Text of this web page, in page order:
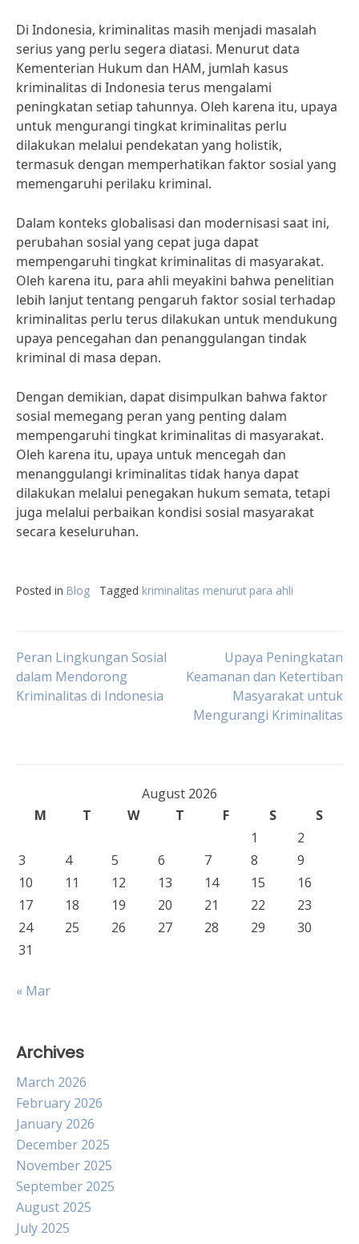
Di Indonesia, kriminalitas masih menjadi masalah
serius yang perlu segera diatasi. Menurut data
Kementerian Hukum dan HAM, jumlah kasus
kriminalitas di Indonesia terus mengalami
peningkatan setiap tahunnya. Oleh karena itu, upaya
untuk mengurangi tingkat kriminalitas perlu
dilakukan melalui pendekatan yang holistik,
termasuk dengan memperhatikan faktor sosial yang
memengaruhi perilaku kriminal.
Dalam konteks globalisasi dan modernisasi saat ini,
perubahan sosial yang cepat juga dapat
mempengaruhi tingkat kriminalitas di masyarakat.
Oleh karena itu, para ahli meyakini bahwa penelitian
lebih lanjut tentang pengaruh faktor sosial terhadap
kriminalitas perlu terus dilakukan untuk mendukung
upaya pencegahan dan penanggulangan tindak
kriminal di masa depan.
Dengan demikian, dapat disimpulkan bahwa faktor
sosial memegang peran yang penting dalam
mempengaruhi tingkat kriminalitas di masyarakat.
Oleh karena itu, upaya untuk mencegah dan
menanggulangi kriminalitas tidak hanya dapat
dilakukan melalui penegakan hukum semata, tetapi
juga melalui perbaikan kondisi sosial masyarakat
secara keseluruhan.
Posted in Blog Tagged kriminalitas menurut para ahli
Post
navigation
Peran Lingkungan Sosial
dalam Mendorong
Kriminalitas di Indonesia
Upaya Peningkatan
Keamanan dan Ketertiban
Masyarakat untuk
Mengurangi Kriminalitas
August 2026
M
T W T F S
S
1
2
3
4 5 6 7 8
9
10
11 12 13 14 15
16
17
18 19 20 21 22
23
24
25 26 27 28 29
30
31
« Mar
Archives
March 2026
February 2026
January 2026
December 2025
November 2025
September 2025
August 2025
July 2025